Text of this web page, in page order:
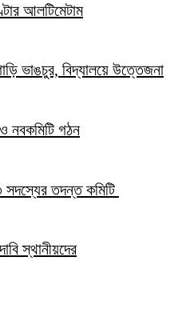
আলটিমেটাম
ভাঙচুর, বিদ্যালয়ে উত্তেজনা
ও নবকমিটি গঠন
সদস্যের তদন্ত কমিটি
স্থানীয়দের